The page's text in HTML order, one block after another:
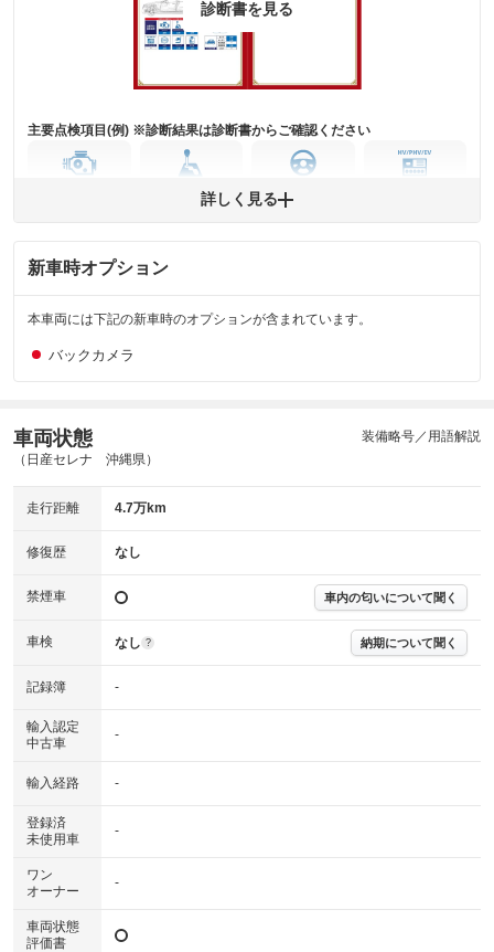
※グー鑑定は保証サービスではございません。購入時は必ず現車をご確認
※実際にお渡しするコンディションチェックシートにつきましては、形式
※グー鑑定の評価はあくまでも記載している鑑定日の鑑定結果となりま
診断書を見る
主要点検項目(例) ※診断結果は診断書からご確認ください
ミッション
ステアリング
ABS エアーバッグ
※異常がある場合は主要点検項目が赤色になり、異常と表記されます。
※グー故障診断は保証サービスではございません。購入時は必ず現車をご
※グー故障診断書はあくまでも実施時点での診断結果となります。将来に
わたり車両状態を担保するものではありませんので、車両情報等の詳細は
詳しく見る
新車時オプション
本車両には下記の新車時のオプションが含まれています。
バックカメラ
車両状態
（日産セレナ 沖縄県）
装備略号／用語解説
走行距離 4.7万km
修復歴 なし
禁煙車 車内の匂いについて聞く
車検 なし ? 納期について聞く
記録簿 -
輸入認定
中古車
-
輸入経路 -
登録済
未使用車
-
ワン
オーナー
-
車両状態
評価書